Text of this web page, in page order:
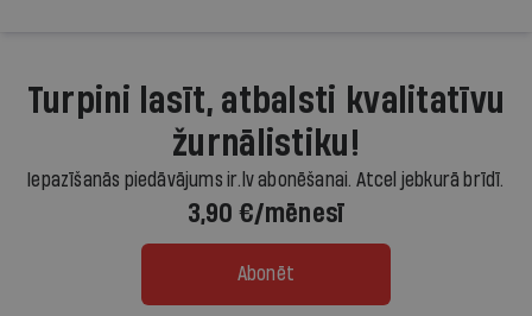
Turpini lasīt, atbalsti kvalitatīvu
žurnālistiku!
Iepazīšanās piedāvājums ir.lv abonēšanai. Atcel jebkurā brīdī.
3,90 €/mēnesī
Abonēt